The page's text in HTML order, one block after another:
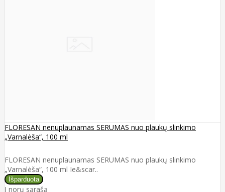
FLORESAN nenuplaunamas SERUMAS nuo plaukų slinkimo
„Varnalėša“, 100 ml
FLORESAN nenuplaunamas SERUMAS nuo plaukų slinkimo
„Varnalėša“, 100 ml Ie&scar..
Į norų sąrašą